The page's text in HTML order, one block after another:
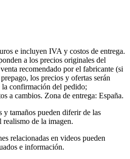
e incluyen IVA y costos de entrega.
a los precios originales del
recomendado por el fabricante (si
los precios y ofertas serán
la confirmación del pedido;
a cambios. Zona de entrega: España.
y tamaños pueden diferir de las
realismo de la imagen.
relacionadas en videos pueden
e información.